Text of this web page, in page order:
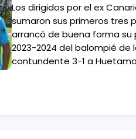
Los dirigidos por el ex
sumaron sus primeros tres
arrancó de buena forma
2023-2024 del balompié de
contundente 3-1 a